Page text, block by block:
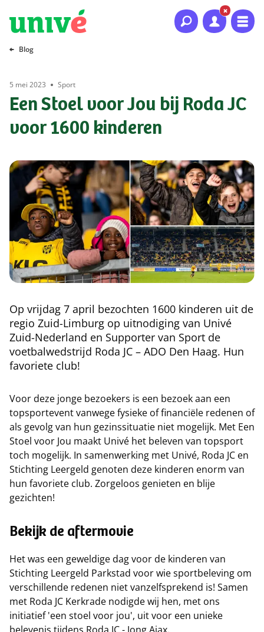
Naar hoofdinhoud
Naar hoofdnavigatie
Naar footer
Blog
5 mei 2023 Sport
Een Stoel voor Jou bij Roda JC
voor 1600 kinderen
Op vrijdag 7 april bezochten 1600 kinderen uit de
regio Zuid-Limburg op uitnodiging van Univé
Zuid-Nederland en Supporter van Sport de
voetbalwedstrijd Roda JC – ADO Den Haag. Hun
favoriete club!
Voor deze jonge bezoekers is een bezoek aan een
topsportevent vanwege fysieke of financiële redenen of
als gevolg van hun gezinssituatie niet mogelijk. Met Een
Stoel voor Jou maakt Univé het beleven van topsport
toch mogelijk. In samenwerking met Univé, Roda JC en
Stichting Leergeld genoten deze kinderen enorm van
hun favoriete club. Zorgeloos genieten en blije
gezichten!
Bekijk de aftermovie
Het was een geweldige dag voor de kinderen van
Stichting Leergeld Parkstad voor wie sportbeleving om
verschillende redenen niet vanzelfsprekend is! Samen
met Roda JC Kerkrade nodigde wij hen, met ons
initiatief 'een stoel voor jou', uit voor een unieke